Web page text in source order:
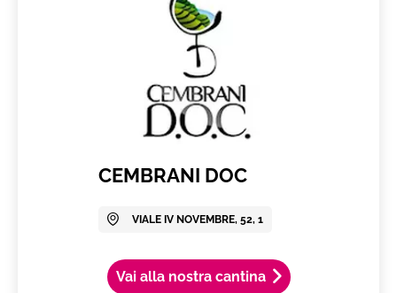
CEMBRANI DOC
VIALE IV NOVEMBRE, 52, 1
Vai alla nostra cantina